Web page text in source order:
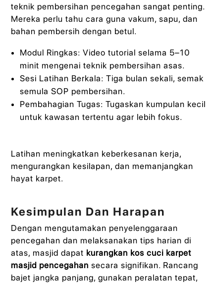
teknik pembersihan pencegahan sangat penting.
Mereka perlu tahu cara guna vakum, sapu, dan
bahan pembersih dengan betul.
Modul Ringkas: Video tutorial selama 5–10
minit mengenai teknik pembersihan asas.
Sesi Latihan Berkala: Tiga bulan sekali, semak
semula SOP pembersihan.
Pembahagian Tugas: Tugaskan kumpulan kecil
untuk kawasan tertentu agar lebih fokus.
Latihan meningkatkan keberkesanan kerja,
mengurangkan kesilapan, dan memanjangkan
hayat karpet.
Kesimpulan Dan Harapan
Dengan mengutamakan penyelenggaraan
pencegahan dan melaksanakan tips harian di
atas, masjid dapat kurangkan kos cuci karpet
masjid pencegahan secara signifikan. Rancang
bajet jangka panjang, gunakan peralatan tepat,